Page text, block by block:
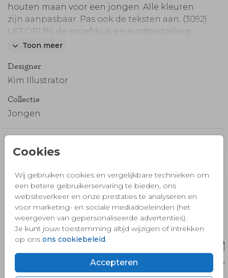
Cookies
Wij gebruiken cookies en vergelijkbare technieken om
een betere gebruikerservaring te bieden, ons
websiteverkeer en onze prestaties te analyseren en
voor marketing- en sociale mediadoeleinden (het
weergeven van gepersonaliseerde advertenties).
Je kunt jouw toestemming altijd wijzigen of intrekken
op ons ons cookiebeleid
Accepteren
houten maan voor een jongen. Alle kleuren
zijn aanpasbaar. Pas ook de teksten aan. (3092)
LET OP! Bij de proefdruk en eindbestelling
wordt GEEN voorbeeld vormpje geleverd. Het
gedrukt, deze is ter voorbeeld. Op die plek kun
je straks zelf het échte houten vormpje
bestellen.
Toon meer
Designer
Kim Illustrator
Collectie
Jongen
Misschien vind je dit ook mooi 🧡